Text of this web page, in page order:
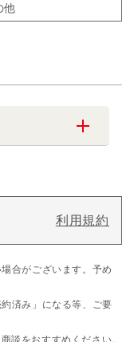
他
利用規約
合がございます。予め
済み」になる等、ご要
談をおすすめください。